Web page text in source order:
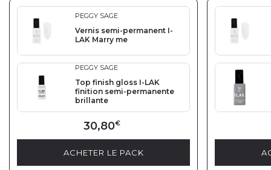
PEGGY SAGE
Vernis semi-permanent I-
LAK Marry me
PEGGY SAGE
Top finish gloss I-LAK
finition semi-permanente
brillante
30,80€
ACHETER LE PACK